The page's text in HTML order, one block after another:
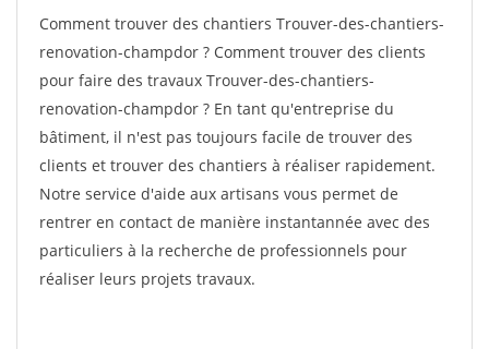
Comment trouver des chantiers Trouver-des-chantiers-
renovation-champdor ? Comment trouver des clients
pour faire des travaux Trouver-des-chantiers-
renovation-champdor ? En tant qu'entreprise du
bâtiment, il n'est pas toujours facile de trouver des
clients et trouver des chantiers à réaliser rapidement.
Notre service d'aide aux artisans vous permet de
rentrer en contact de manière instantannée avec des
particuliers à la recherche de professionnels pour
réaliser leurs projets travaux.